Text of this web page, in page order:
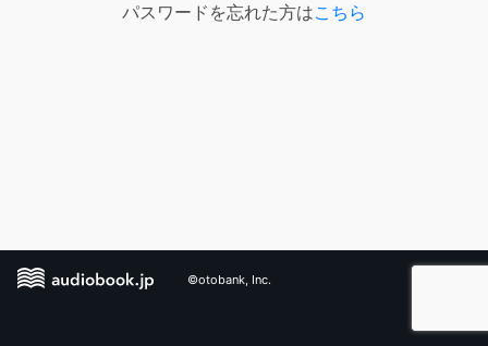
パスワードを忘れた方はこちら
©otobank, Inc.